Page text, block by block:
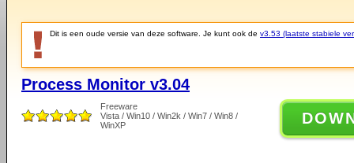
Dit is een oude versie van deze software. Je kunt ook de v3.53 (laatste stabiele
Process Monitor v3.04
Freeware
Vista / Win10 / Win2k / Win7 / Win8 /
WinXP